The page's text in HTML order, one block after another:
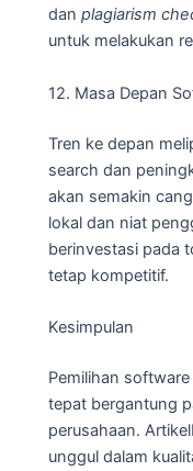
dan plagiarism
untuk melakukan
12. Masa Depan
Tren ke depan
search dan
akan semakin
lokal dan niat
berinvestasi pada
tetap kompetitif.
Kesimpulan
Pemilihan
tepat bergantung
perusahaan.
unggul dalam